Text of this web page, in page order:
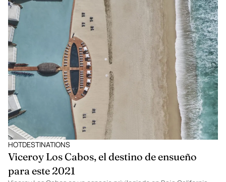
FEATURED
Igwee: música y arte en una misma canción
Recientemente, Suricata, junto con la compañía de danza
contemporánea “NOHBORDS”, violeta films y el sello Drecords
lanzan la primera canción “Igwee”, que forma parte del proyecto
musical de 14 piezas titulado The Only Way Out Is In.